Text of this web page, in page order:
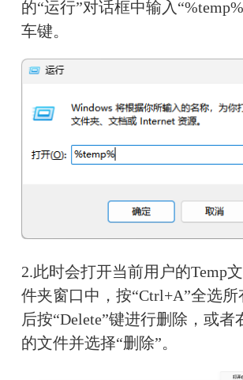
的“运行”对话框中输入
车键。
2.此时会打开当前用户的Temp
件夹窗口中，按“Ctrl+A”全选
后按“Delete”键进行删除，或者
的文件并选择“删除”。